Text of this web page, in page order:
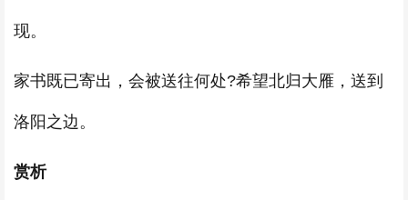
现。
家书既已寄出，会被送往何处?希望北归大雁，送到
洛阳之边。
赏析